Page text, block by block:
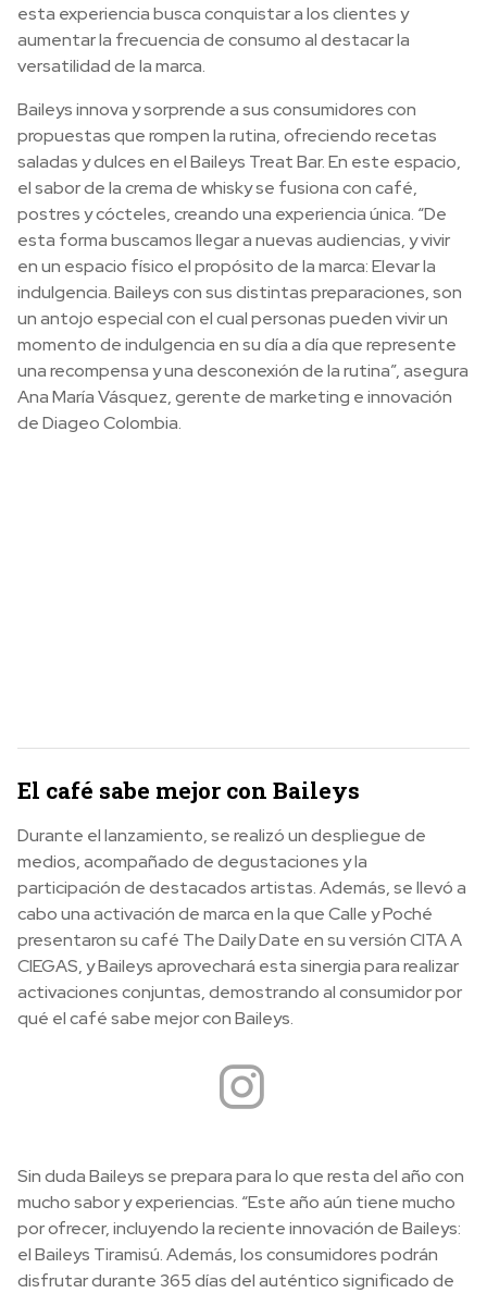
esta experiencia busca conquistar a los clientes y
aumentar la frecuencia de consumo al destacar la
versatilidad de la marca.
Baileys innova y sorprende a sus consumidores con
propuestas que rompen la rutina, ofreciendo recetas
saladas y dulces en el Baileys Treat Bar. En este espacio,
el sabor de la crema de whisky se fusiona con café,
postres y cócteles, creando una experiencia única. “De
esta forma buscamos llegar a nuevas audiencias, y vivir
en un espacio físico el propósito de la marca: Elevar la
indulgencia. Baileys con sus distintas preparaciones, son
un antojo especial con el cual personas pueden vivir un
momento de indulgencia en su día a día que represente
una recompensa y una desconexión de la rutina”, asegura
Ana María Vásquez, gerente de marketing e innovación
de Diageo Colombia.
El café sabe mejor con Baileys
Durante el lanzamiento, se realizó un despliegue de
medios, acompañado de degustaciones y la
participación de destacados artistas. Además, se llevó a
cabo una activación de marca en la que Calle y Poché
presentaron su café The Daily Date en su versión CITA A
CIEGAS, y Baileys aprovechará esta sinergia para realizar
activaciones conjuntas, demostrando al consumidor por
qué el café sabe mejor con Baileys.
Sin duda Baileys se prepara para lo que resta del año con
mucho sabor y experiencias. “Este año aún tiene mucho
por ofrecer, incluyendo la reciente innovación de Baileys:
el Baileys Tiramisú. Además, los consumidores podrán
disfrutar durante 365 días del auténtico significado de